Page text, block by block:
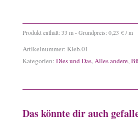
Produkt enthält: 33 m - Grundpreis: 0,23 € /m
Artikelnummer: Kleb.01
Kategorien: Dies und Das, Alles andere,
Das könnte dir auch